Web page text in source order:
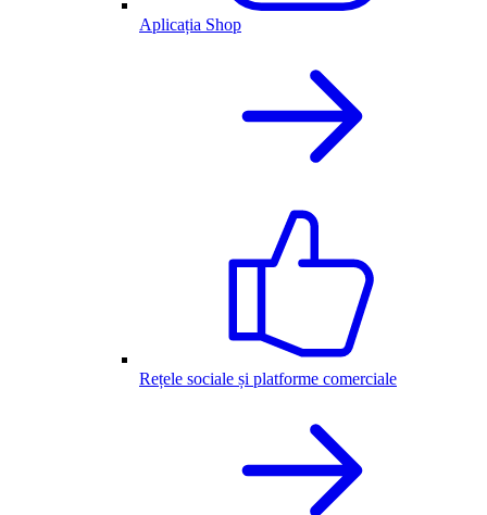
Aplicația Shop
Rețele sociale și platforme comerciale